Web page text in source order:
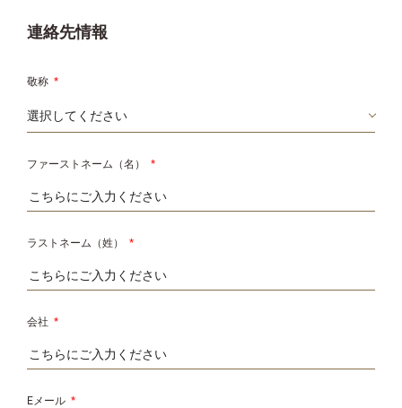
連絡先情報
敬称 *
ファーストネーム（名） *
ラストネーム（姓） *
会社 *
Eメール *